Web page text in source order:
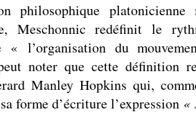
philosophique
Meschonnic redéfinit le
« l’organisation du
noter que cette définition
Manley Hopkins qui,
forme d’écriture l’expression «